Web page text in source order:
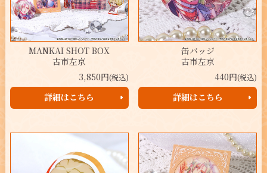
MANKAI SHOT BOX
古市左京
3,850円(税込)
詳細はこちら
缶バッジ
古市左京
440円(税込)
詳細はこちら